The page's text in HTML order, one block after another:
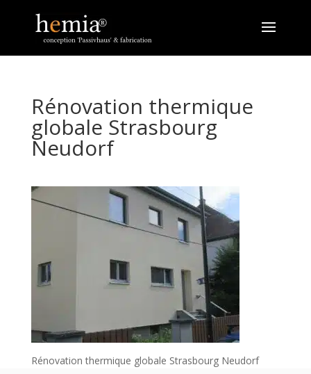
Rénovation thermique
globale Strasbourg
Neudorf
Rénovation thermique globale Strasbourg Neudorf